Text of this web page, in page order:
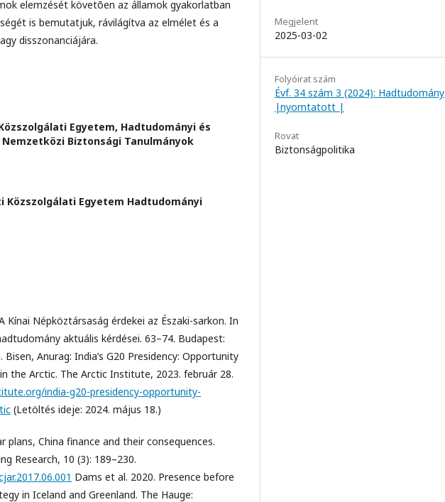
elemzését követõen az államok gyakorlatban
is bemutatjuk, rávilágítva az elmélet és a
disszonanciájára.
Egyetem, Hadtudományi és
Biztonsági Tanulmányok
Közszolgálati Egyetem Hadtudományi
Kínai Népköztársaság érdekei az Északi-sarkon. In
aktuális kérdései. 63–74. Budapest:
Anurag: India’s G20 Presidency: Opportunity
the Arctic. The Arctic Institute, 2023. február 28.
india-g20-presidency-opportunity-
(Letöltés ideje: 2024. május 18.)
plans, China finance and their consequences.
Research, 10 (3): 189–230.
Dams et al. 2020. Presence before
in Iceland and Greenland. The Hauge:
Megjelent
2025-03-02
Folyóirat szám
Évf. 34 szám 3 (2024): Hadtudomány
|nyomtatott |
Rovat
Biztonságpolitika